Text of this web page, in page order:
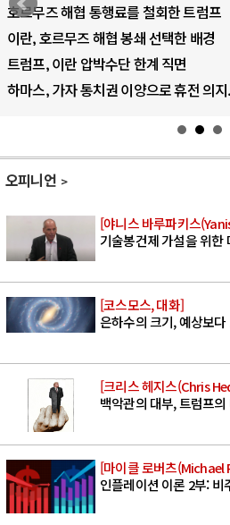
호르무즈 해협 통행료를 철회한 트럼프
이란, 호르무즈 해협 봉쇄 선택한 배경
트럼프, 이란 압박수단 한계 직면
하마스, 가자 통치권 이양으로 휴전 의
오피니언
[야니스 바루파키스
기술봉건제 가설을 위한
[코스모스, 대화]
은하수의 크기, 예상보
[크리스 헤지스(Chris
백악관의 대부, 트럼프
[마이클 로버츠
인플레이션 이론 2부: 비